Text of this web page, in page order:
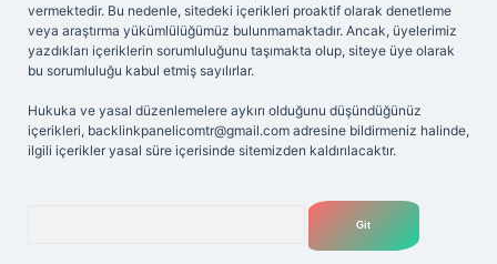
vermektedir. Bu nedenle, sitedeki içerikleri proaktif olarak denetleme
veya araştırma yükümlülüğümüz bulunmamaktadır. Ancak, üyelerimiz
yazdıkları içeriklerin sorumluluğunu taşımakta olup, siteye üye olarak
bu sorumluluğu kabul etmiş sayılırlar.
Hukuka ve yasal düzenlemelere aykırı olduğunu düşündüğünüz
içerikleri, backlinkpanelicomtr@gmail.com adresine bildirmeniz halinde,
ilgili içerikler yasal süre içerisinde sitemizden kaldırılacaktır.